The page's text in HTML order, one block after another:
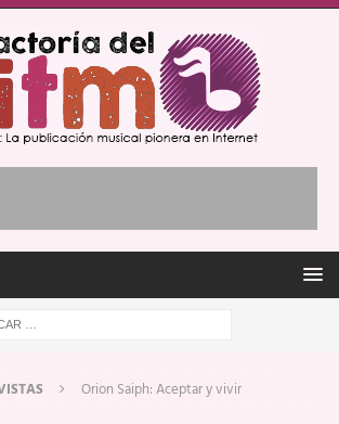
Orion Saiph: Aceptar y vivir